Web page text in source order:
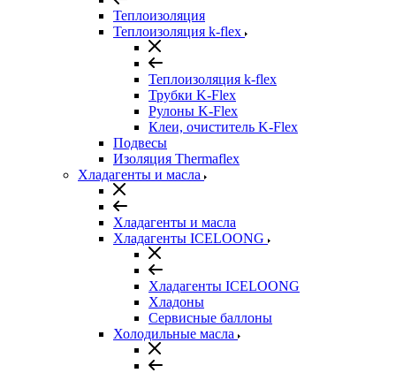
Теплоизоляция
Теплоизоляция k-flex
Теплоизоляция k-flex
Трубки K-Flex
Рулоны K-Flex
Клеи, очиститель K-Flex
Подвесы
Изоляция Thermaflex
Хладагенты и масла
Хладагенты и масла
Хладагенты ICELOONG
Хладагенты ICELOONG
Хладоны
Сервисные баллоны
Холодильные масла